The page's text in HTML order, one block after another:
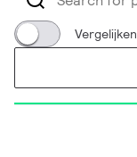
Vergelijken